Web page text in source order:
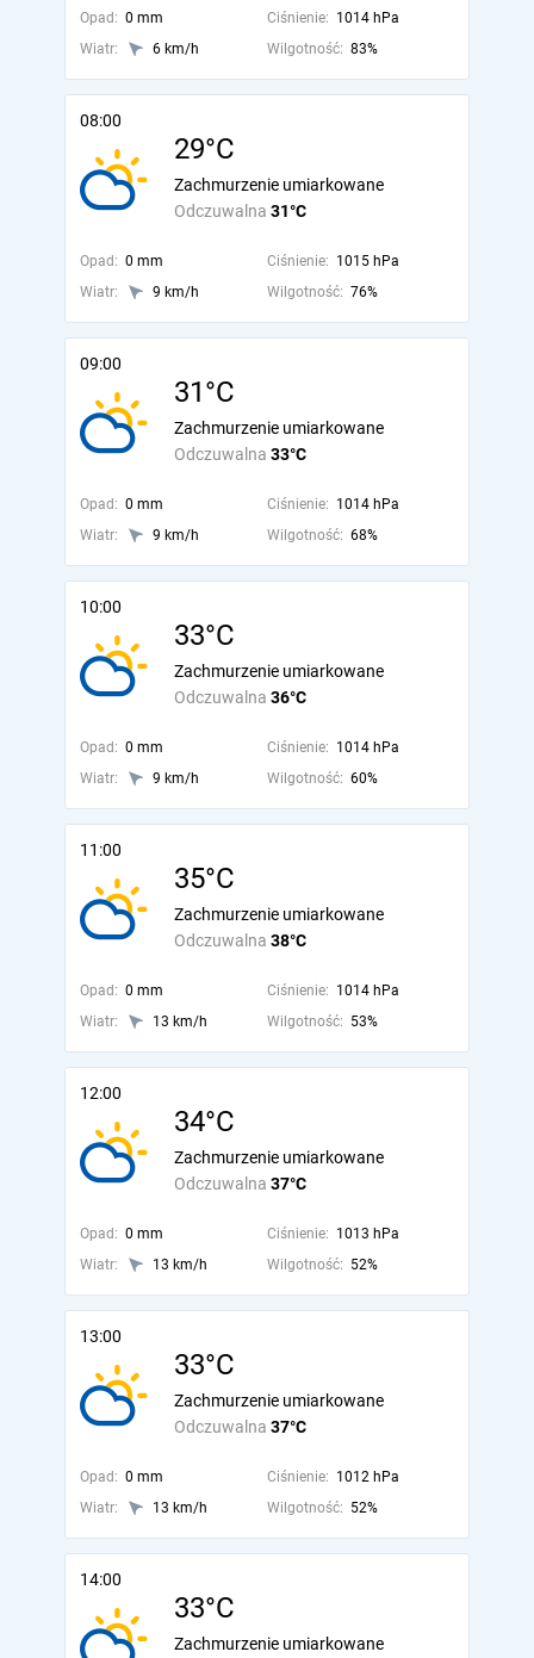
Opad: 0 mm Ciśnienie: 1014 hPa
Wiatr:
6 km/h Wilgotność: 83%
08:00
29°C
Odczuwalna 31°C
Zachmurzenie umiarkowane
Opad: 0 mm Ciśnienie: 1015 hPa
Wiatr:
9 km/h Wilgotność: 76%
09:00
31°C
Odczuwalna 33°C
Zachmurzenie umiarkowane
Opad: 0 mm Ciśnienie: 1014 hPa
Wiatr:
9 km/h Wilgotność: 68%
10:00
33°C
Odczuwalna 36°C
Zachmurzenie umiarkowane
Opad: 0 mm Ciśnienie: 1014 hPa
Wiatr:
9 km/h Wilgotność: 60%
11:00
35°C
Odczuwalna 38°C
Zachmurzenie umiarkowane
Opad: 0 mm Ciśnienie: 1014 hPa
Wiatr:
13 km/h Wilgotność: 53%
12:00
34°C
Odczuwalna 37°C
Zachmurzenie umiarkowane
Opad: 0 mm Ciśnienie: 1013 hPa
Wiatr:
13 km/h Wilgotność: 52%
13:00
33°C
Odczuwalna 37°C
Zachmurzenie umiarkowane
Opad: 0 mm Ciśnienie: 1012 hPa
Wiatr:
13 km/h Wilgotność: 52%
14:00
33°C
Zachmurzenie umiarkowane